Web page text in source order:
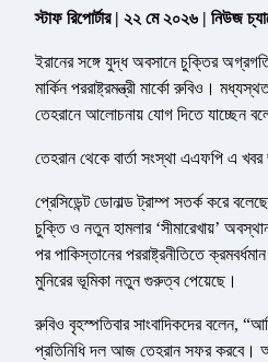
স্টাফ রিপোর্টার | ২২ মে ২০২৬ | নিউজ
ইরানের সঙ্গে যুদ্ধ অবসানে চুক্তির
মার্কিন পররাষ্ট্রমন্ত্রী মার্কো রুবিও।
তেহরানে আলোচনায় যোগ দিতে যাচ্ছেন
তেহরান থেকে বার্তা সংস্থা এএফপি এ খবর
প্রেসিডেন্ট ডোনাল্ড ট্রাম্প সতর্ক করে
চুক্তি ও নতুন হামলার ‘সীমারেখায়’
পর পাকিস্তানের পররাষ্ট্রনীতিতে
মুনিরের ভূমিকা নতুন গুরুত্ব পেয়েছে।
রুবিও বৃহস্পতিবার সাংবাদিকদের বলেন,
প্রতিনিধি দল আজ তেহরান সফর করবে।